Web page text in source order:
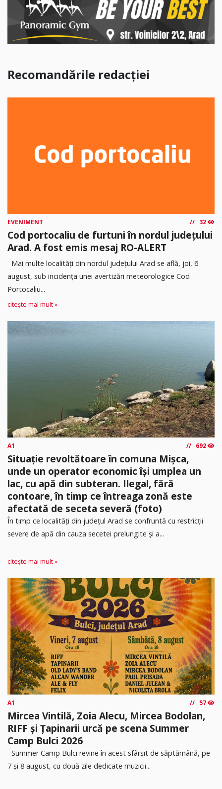
Recomandările redacției
EVENIMENT 32
Cod portocaliu de furtuni în nordul județului
Arad. A fost emis mesaj RO-ALERT
Mai multe localități din nordul județului Arad se află, joi, 6
august, sub incidența unei avertizări meteorologice Cod
Portocaliu...
citește mai mult »
A1 692
Situație revoltătoare în comuna Mișca,
unde un operator economic își umplea un
lac, cu apă din subteran. Ilegal, fără
contoare, în timp ce întreaga zonă este
afectată de seceta severă (foto)
În timp ce localități din județul Arad se confruntă cu restricții
severe de apă din cauza secetei prelungite și a...
citește mai mult »
A1 57
Mircea Vintilă, Zoia Alecu, Mircea Bodolan,
RIFF și Țapinarii urcă pe scena Summer
Camp Bulci 2026
Summer Camp Bulci revine în acest sfârșit de săptămână, pe
7 și 8 august, cu două zile dedicate muzicii...